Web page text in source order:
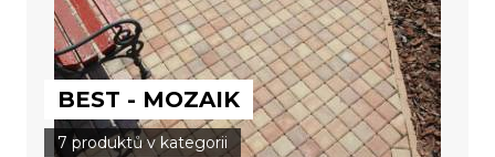
BEST - MOZAIK
7 produktů v kategorii